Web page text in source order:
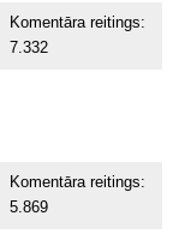
Komentāra reitings:
7.332
Komentāra reitings:
5.869